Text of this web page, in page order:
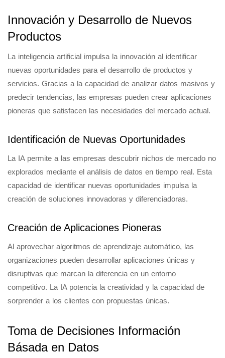
Innovación y Desarrollo de Nuevos
Productos
La inteligencia artificial impulsa la innovación al identificar
nuevas oportunidades para el desarrollo de productos y
servicios. Gracias a la capacidad de analizar datos masivos y
predecir tendencias, las empresas pueden crear aplicaciones
pioneras que satisfacen las necesidades del mercado actual.
Identificación de Nuevas Oportunidades
La IA permite a las empresas descubrir nichos de mercado no
explorados mediante el análisis de datos en tiempo real. Esta
capacidad de identificar nuevas oportunidades impulsa la
creación de soluciones innovadoras y diferenciadoras.
Creación de Aplicaciones Pioneras
Al aprovechar algoritmos de aprendizaje automático, las
organizaciones pueden desarrollar aplicaciones únicas y
disruptivas que marcan la diferencia en un entorno
competitivo. La IA potencia la creatividad y la capacidad de
sorprender a los clientes con propuestas únicas.
Toma de Decisiones Información
Básada en Datos